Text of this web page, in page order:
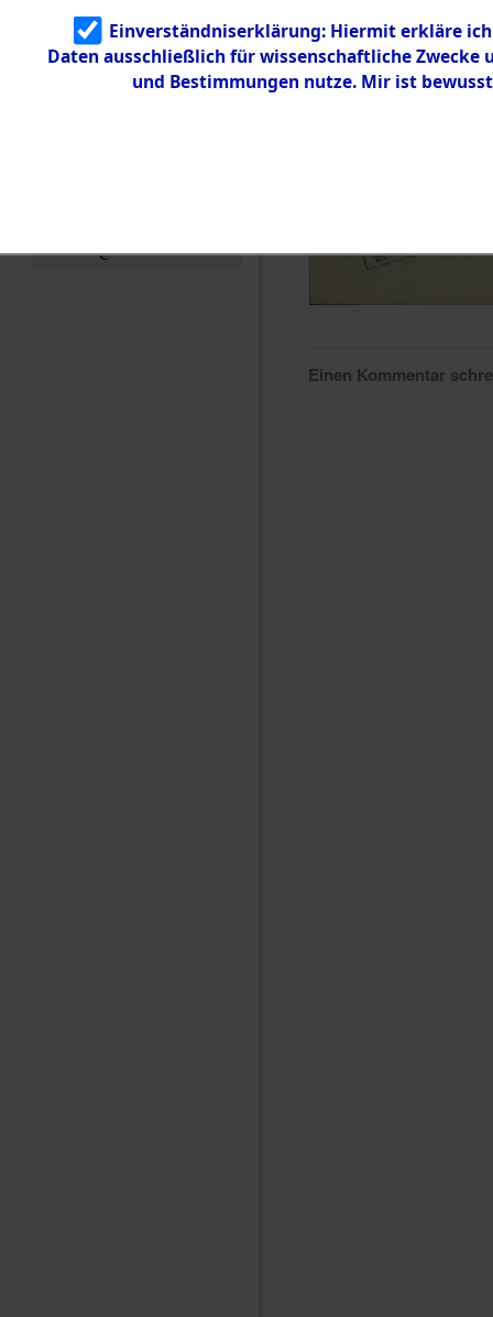
Identifizierun
5.3.3
Todesmärsch
e
Einen Kommentar
Einverständniserklärung: Hiermit erkläre
Daten ausschließlich für wissenschaftliche
und Bestimmungen nutze. Mir ist